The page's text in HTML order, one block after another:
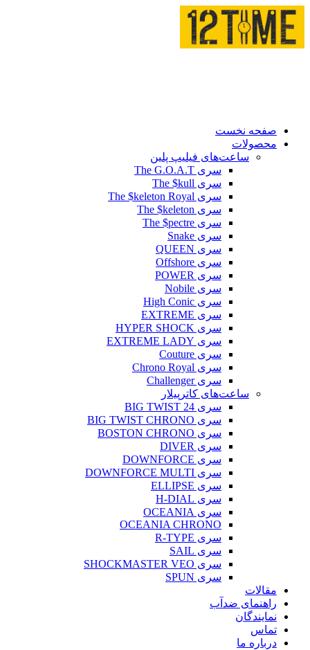
صفحه نخست
محصولات
ساعت‌های فیلیپ پلین
سری The G.O.A.T
سری The $kull
سری The $keleton Royal
سری The $keleton
سری The $pectre
سری Snake
سری QUEEN
سری Offshore
سری POWER
سری Nobile
سری High Conic
سری EXTREME
سری HYPER SHOCK
سری EXTREME LADY
سری Couture
سری Chrono Royal
سری Challenger
ساعت‌های کاترپیلار
سری BIG TWIST 24
سری BIG TWIST CHRONO
سری BOSTON CHRONO
سری DIVER
سری DOWNFORCE
سری DOWNFORCE MULTI
سری ELLIPSE
سری H-DIAL
سری OCEANIA
OCEANIA CHRONO
سری R-TYPE
سری SAIL
سری SHOCKMASTER VEO
سری SPUN
مقالات
راهنمای ضدآب
نمایندگان
تماس
درباره ما